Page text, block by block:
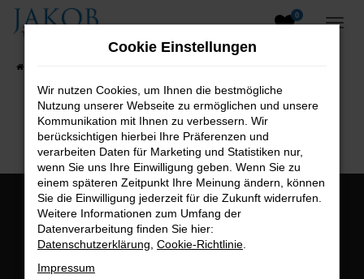
Zum
0
B2B-Shop
Öffnungszeiten:
Montag bis Freitag:
Cookie Einstellungen
Wir nutzen Cookies, um Ihnen die bestmögliche
Nutzung unserer Webseite zu ermöglichen und unsere
Kommunikation mit Ihnen zu verbessern. Wir
berücksichtigen hierbei Ihre Präferenzen und
verarbeiten Daten für Marketing und Statistiken nur,
wenn Sie uns Ihre Einwilligung geben. Wenn Sie zu
einem späteren Zeitpunkt Ihre Meinung ändern, können
Sie die Einwilligung jederzeit für die Zukunft widerrufen.
Weitere Informationen zum Umfang der
Datenverarbeitung finden Sie hier:
Datenschutzerklärung Cookie-Richtlinie
Impressum